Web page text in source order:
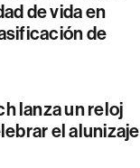
de vida en
de
lanza un reloj
el alunizaje